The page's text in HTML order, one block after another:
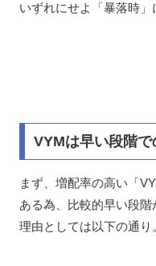
いずれにせよ「暴落時」
VYMは早い段階
まず、増配率の高い「
ある為、比較的早い段階
理由としては以下の通り